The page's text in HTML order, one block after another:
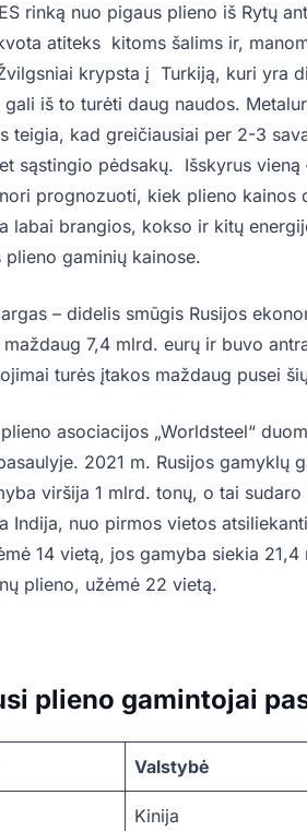
rinką nuo pigaus plieno iš Rytų
atiteks kitoms šalims ir,
krypsta į Turkiją, kuri yra
gali iš to turėti daug naudos.
teigia, kad greičiausiai per 2-3
sąstingio pėdsakų. Išskyrus
prognozuoti, kiek plieno
labai brangios, kokso ir kitų
plieno gaminių kainose.
– didelis smūgis Rusijos
7,4 mlrd. eurų ir buvo
turės įtakos maždaug pusei
asociacijos „Worldsteel“
2021 m. Rusijos gamyklų
viršija 1 mlrd. tonų, o tai
Indija, nuo pirmos vietos
14 vietą, jos gamyba siekia
plieno, užėmė 22 vietą.
plieno gamintojai
Valstybė
Kinija